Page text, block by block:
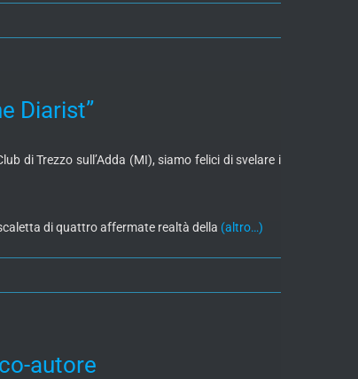
Diarist”
di Trezzo sull’Adda (MI), siamo felici di svelare i
di quattro affermate realtà della (altro…)
autore